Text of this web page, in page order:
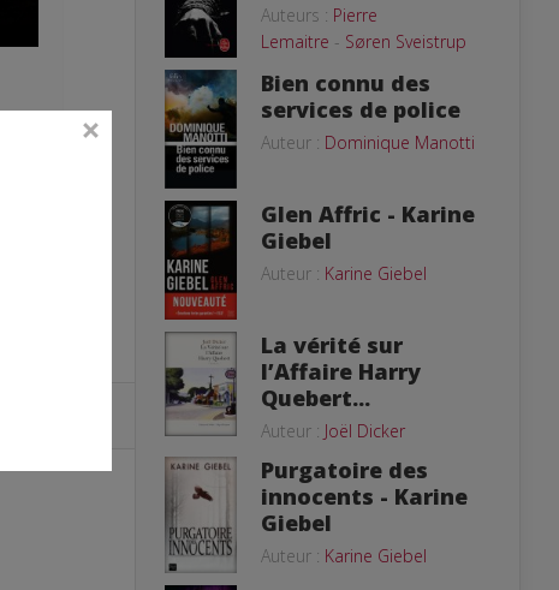
Auteurs : Pierre
Lemaitre - Søren Sveistrup
Bien connu des
services de police
Auteur : Dominique Manotti
Glen Affric - Karine
Giebel
Auteur : Karine Giebel
La vérité sur
l’Affaire Harry
Quebert...
Auteur : Joël Dicker
Purgatoire des
innocents - Karine
Giebel
Auteur : Karine Giebel